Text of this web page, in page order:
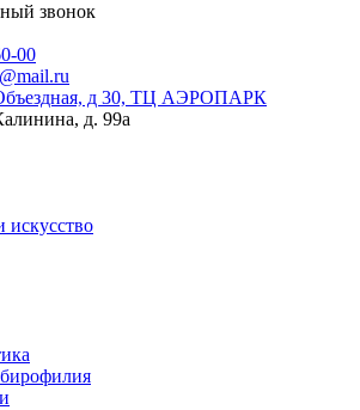
звонок
00
Объездная, д 30, ТЦ АЭРОПАРК
д. 99а
искусство